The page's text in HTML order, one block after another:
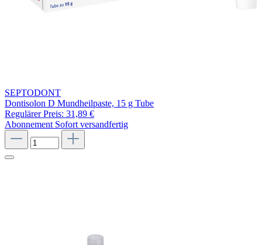
SEPTODONT
Dontisolon D Mundheilpaste, 15 g Tube
Regulärer Preis: 31,89 €
Abonnement Sofort versandfertig